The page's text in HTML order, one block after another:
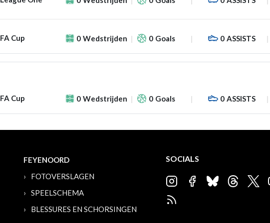
FA Cup 0 Wedstrijden 0 Goals 0 ASSISTS
FA Cup 0 Wedstrijden 0 Goals 0 ASSISTS
FEYENOORD
FOTOVERSLAGEN
SPEELSCHEMA
BLESSURES EN SCHORSINGEN
SOCIALS